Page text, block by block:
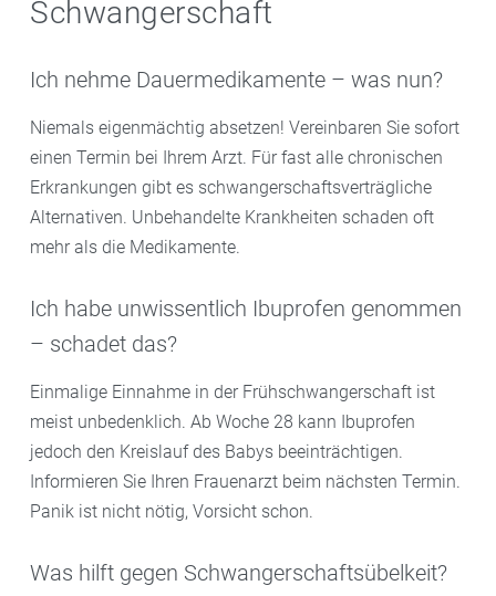
Schwangerschaft
Ich nehme Dauermedikamente – was nun?
Niemals eigenmächtig absetzen! Vereinbaren Sie sofort
einen Termin bei Ihrem Arzt. Für fast alle chronischen
Erkrankungen gibt es schwangerschaftsverträgliche
Alternativen. Unbehandelte Krankheiten schaden oft
mehr als die Medikamente.
Ich habe unwissentlich Ibuprofen genommen
– schadet das?
Einmalige Einnahme in der Frühschwangerschaft ist
meist unbedenklich. Ab Woche 28 kann Ibuprofen
jedoch den Kreislauf des Babys beeinträchtigen.
Informieren Sie Ihren Frauenarzt beim nächsten Termin.
Panik ist nicht nötig, Vorsicht schon.
Was hilft gegen Schwangerschaftsübelkeit?